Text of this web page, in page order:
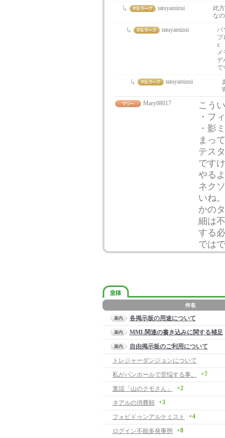
tatuyamizui
此
な
tatuyamizui
パ
プ
z
デ
で
tatuyamizui
Mary08017
こう
・フ
・影
まっ
テス
です
やる
ネク
いね
かの
細は
する
では
各掲示板の用途について
MML関連の書き込みに関する補足
自由掲示板のご利用について
トレジャーダンジョンについて
私がバンホールで苦悩する事。
+7
童謡「山のクモさん」 +2
ネアルの消費順 +3
フォビドゥンアルケミスト +4
ログイン不能多発事態 +8